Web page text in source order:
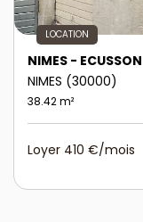
LOCATION
NIMES - ECUSSON
NIMES (30000)
38.42 m²
Loyer 410 €/mois